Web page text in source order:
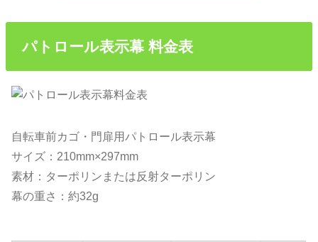
パトロール表示幕 料金表
自転車前カゴ・門扉用パトロール表示幕
サイズ：210mm×297mm
素材：ターポリンまたは反射ターポリン
幕の重さ：約32g